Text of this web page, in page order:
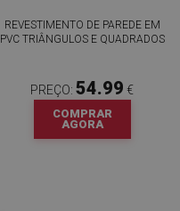
REVESTIMENTO DE PAREDE EM
PVC TRIÂNGULOS E QUADRADOS
PREÇO: 54.99 €
COMPRAR
AGORA